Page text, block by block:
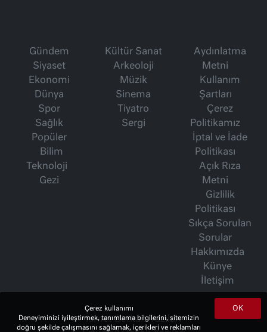
Gündem
Siyaset
Ekonomi
Dünya
Spor
Sağlık
Popüler
Bilim
Teknoloji
Gezi
Kültür Sanat
Arkeoloji
Müzik
Sinema
Tiyatro
Sergi
Aydınlatma
Metni
Kullanım
Şartları
Çerez
Politikamız
İptal ve İade
Politikası
Açık Rıza
Metni
Gizlilik
Politikası
Sıkça Sorulan
Sorular
Hakkımızda
Künye
İletişim
İsmet Berkan Yazıları
OK
Çerez kullanımı
Deneyiminizi iyileştirmek, tanımlama bilgilerini, sitemizin
doğru şekilde çalışmasını sağlamak, içerikleri ve reklamları